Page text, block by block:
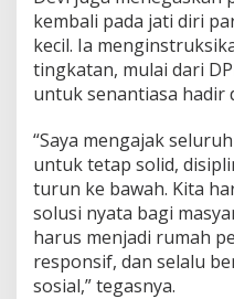
s
a
n
n
y
a
kembali pada jati diri
kecil. Ia
tingkatan, mulai dari
untuk senantiasa hadir
“Saya mengajak
untuk tetap solid,
turun ke bawah. Kita
solusi nyata bagi
harus menjadi rumah
responsif, dan selalu
sosial,” tegasnya.